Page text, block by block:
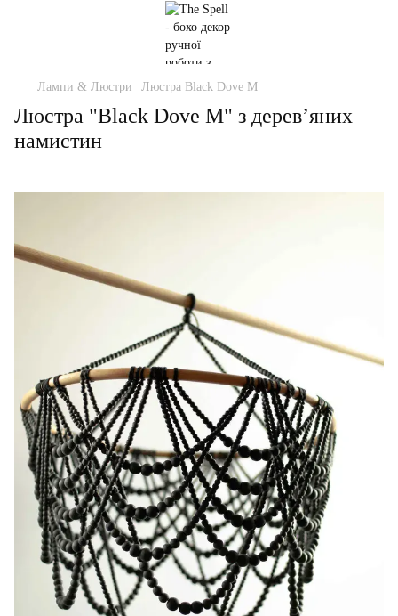
Лампи & Люстри Люстра Black Dove M
Люстра "Black Dove M" з дерев’яних
намистин